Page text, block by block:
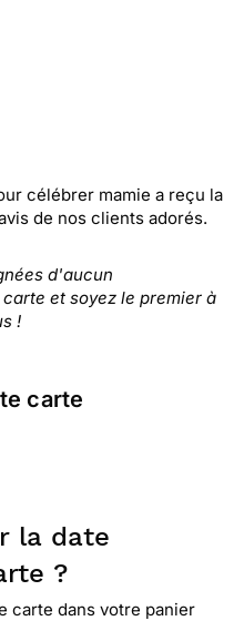
célébrer mamie a reçu la
de nos clients adorés.
d'aucun
et soyez le premier à
!
carte
la date
?
carte dans votre panier